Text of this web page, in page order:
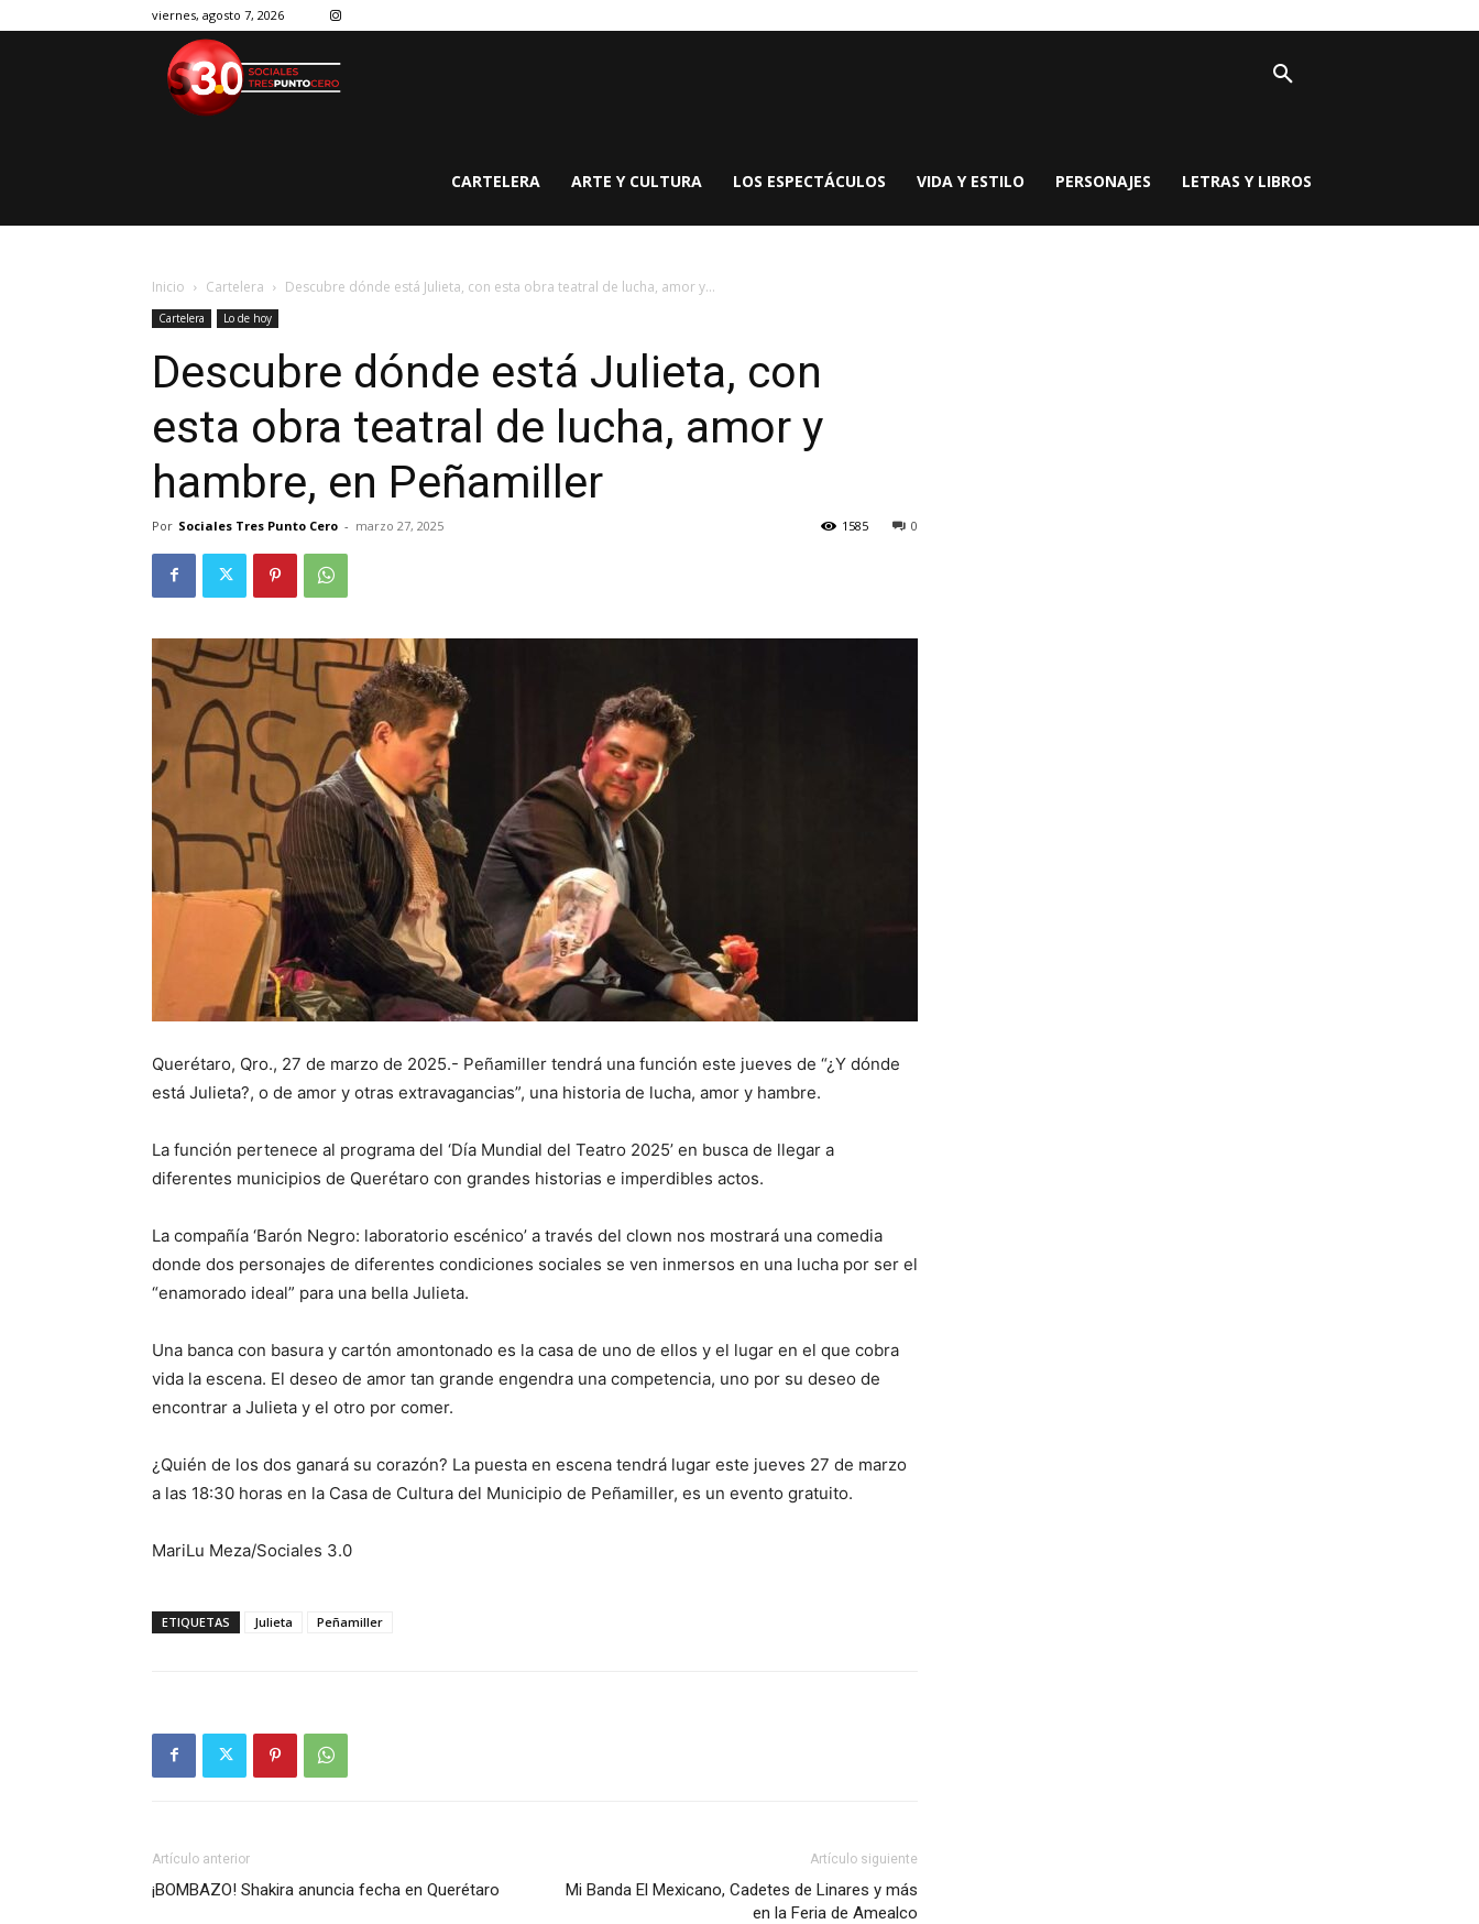
viernes, agosto 7, 2026
CARTELERA ARTE Y CULTURA LOS ESPECTÁCULOS VIDA Y ESTILO PERSONAJES LETRAS Y LIBROS
Inicio Cartelera Descubre dónde está Julieta, con esta obra teatral de lucha, amor y...
Cartelera Lo de hoy
Descubre dónde está Julieta, con
esta obra teatral de lucha, amor y
hambre, en Peñamiller
Por Sociales Tres Punto Cero - marzo 27, 2025 0
1585
Querétaro, Qro., 27 de marzo de 2025.- Peñamiller tendrá una función este jueves de “¿Y dónde
está Julieta?, o de amor y otras extravagancias”, una historia de lucha, amor y hambre.
La función pertenece al programa del ‘Día Mundial del Teatro 2025’ en busca de llegar a
diferentes municipios de Querétaro con grandes historias e imperdibles actos.
La compañía ‘Barón Negro: laboratorio escénico’ a través del clown nos mostrará una comedia
donde dos personajes de diferentes condiciones sociales se ven inmersos en una lucha por ser el
“enamorado ideal” para una bella Julieta.
Una banca con basura y cartón amontonado es la casa de uno de ellos y el lugar en el que cobra
vida la escena. El deseo de amor tan grande engendra una competencia, uno por su deseo de
encontrar a Julieta y el otro por comer.
¿Quién de los dos ganará su corazón? La puesta en escena tendrá lugar este jueves 27 de marzo
a las 18:30 horas en la Casa de Cultura del Municipio de Peñamiller, es un evento gratuito.
MariLu Meza/Sociales 3.0
ETIQUETAS Julieta Peñamiller
Artículo anterior
¡BOMBAZO! Shakira anuncia fecha en Querétaro
Artículo siguiente
Mi Banda El Mexicano, Cadetes de Linares y más
en la Feria de Amealco